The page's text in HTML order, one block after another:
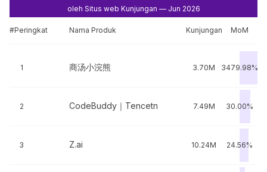
oleh Situs web Kunjungan — Jun 2026
#Peringkat Nama Produk Kunjungan MoM
1 商汤小浣熊 3.70M 3479.98%
2 CodeBuddy｜Tencetn 7.49M 30.00%
3 Z.ai 10.24M 24.56%